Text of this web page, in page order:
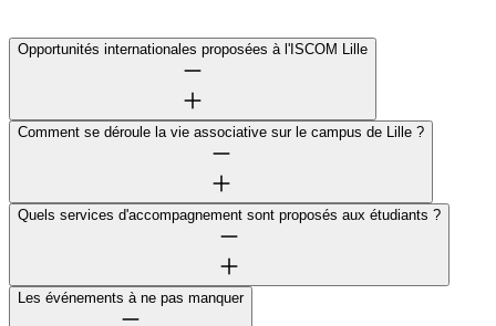
Opportunités internationales proposées à l'ISCOM Lille
Comment se déroule la vie associative sur le campus de Lille ?
Quels services d'accompagnement sont proposés aux étudiants ?
Les événements à ne pas manquer